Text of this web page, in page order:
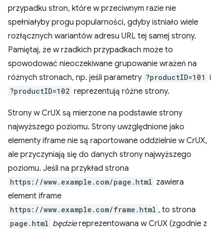
przypadku stron, które w przeciwnym razie nie
spełniałyby progu popularności, gdyby istniało wiele
rozłącznych wariantów adresu URL tej samej strony.
Pamiętaj, że w rzadkich przypadkach może to
spowodować nieoczekiwane grupowanie wrażeń na
różnych stronach, np. jeśli parametry ?productID=101 i
?productID=102 reprezentują różne strony.
Strony w CrUX są mierzone na podstawie strony
najwyższego poziomu. Strony uwzględnione jako
elementy iframe nie są raportowane oddzielnie w CrUX,
ale przyczyniają się do danych strony najwyższego
poziomu. Jeśli na przykład strona
https://www.example.com/page.html zawiera
element iframe
https://www.example.com/frame.html , to strona
page.html będziereprezentowana w CrUX (zgodnie z